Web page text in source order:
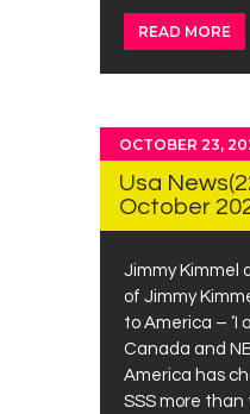
READ MORE
OCTOBER 23,
Usa
October
Jimmy Kimmel
of Jimmy
to America – ‘I
Canada and
America has
SSS more than